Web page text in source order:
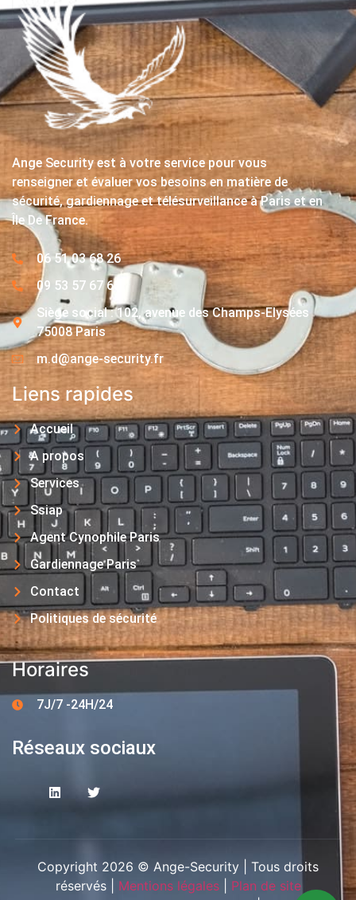
Ange Security est à votre service pour vous
renseigner et évaluer vos besoins en matière de
sécurité, gardiennage et télésurveillance à Paris et en
Île De France.
06 51 03 68 26
09 53 57 67 63
Siège social : 102, avenue des Champs-Elysées
75008 Paris
m.d@ange-security.fr
Liens rapides
Accueil
A propos
Services
Ssiap
Agent Cynophile Paris
Gardiennage Paris
Contact
Politiques de sécurité
Horaires
7J/7 -24H/24
Réseaux sociaux
Copyright 2026 © Ange-Security | Tous droits
réservés | Mentions légales| Plan de site